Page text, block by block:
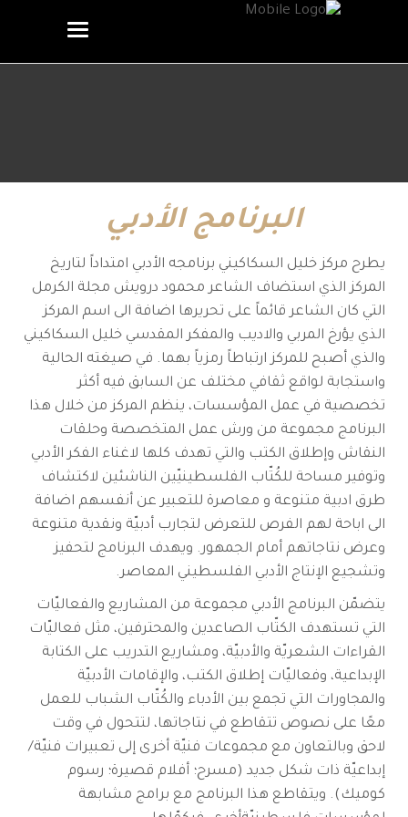
البرنامج الأدبي
يطرح مركز خليل السكاكيني برنامجه الأدبي امتداداً لتاريخ
المركز الذي استضاف الشاعر محمود درويش مجلة الكرمل
التي كان الشاعر قائماً على تحريرها اضافة الى اسم المركز
الذي يؤرخ المربي والاديب والمفكر المقدسي خليل السكاكيني
والذي أصبح للمركز ارتباطاً رمزياً بهما. في صيغته الحالية
واستجابة لواقع ثقافي مختلف عن السابق فيه أكثر
تخصصية في عمل المؤسسات، ينظم المركز من خلال هذا
البرنامج مجموعة من ورش عمل المتخصصة وحلقات
النقاش وإطلاق الكتب والتي تهدف كلها لاغناء الفكر الأدبي
وتوفير مساحة للكُتّاب الفلسطينيّين الناشئين لاكتشاف
طرق ادبية متنوعة و معاصرة للتعبير عن أنفسهم اضافة
الى اباحة لهم الفرص للتعرض لتجارب أدبيّة ونقدية متنوعة
وعرض نتاجاتهم أمام الجمهور. ويهدف البرنامج لتحفيز
وتشجيع الإنتاج الأدبي الفلسطيني المعاصر.
يتضمّن البرنامج الأدبي مجموعة من المشاريع والفعاليّات
التي تستهدف الكتّاب الصاعدين والمحترفين، مثل فعاليّات
القراءات الشعريّة والأدبيّة، ومشاريع التدريب على الكتابة
الإبداعية، وفعاليّات إطلاق الكتب، والإقامات الأدبيّة
والمجاورات التي تجمع بين الأدباء والكُتّاب الشباب للعمل
معًا على نصوص تتقاطع في نتاجاتها، لتتحول في وقت
لاحق وبالتعاون مع مجموعات فنيّة أخرى إلى تعبيرات فنيّة/
إبداعيّة ذات شكل جديد (مسرح؛ أفلام قصيرة؛ رسوم
كوميك). ويتقاطع هذا البرنامج مع برامج مشابهة